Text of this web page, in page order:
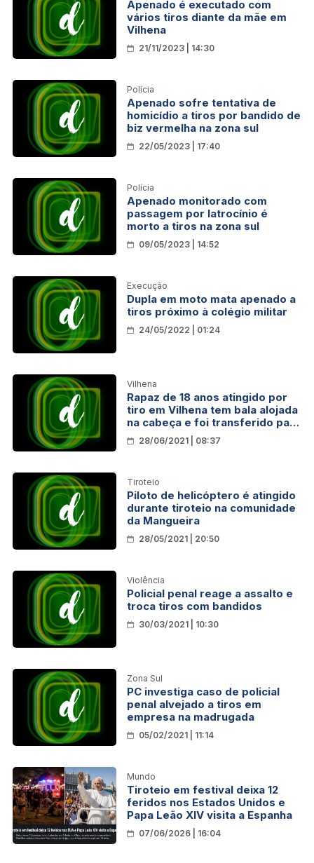
Apenado é executado com
vários tiros diante da mãe em
Vilhena
21/11/2023 | 14:30
Polícia
Apenado sofre tentativa de
homicídio a tiros por bandido de
biz vermelha na zona sul
22/05/2023 | 17:40
Polícia
Apenado monitorado com
passagem por latrocínio é
morto a tiros na zona sul
09/05/2023 | 14:52
Execução
Dupla em moto mata apenado a
tiros próximo à colégio militar
24/05/2022 | 01:24
Vilhena
Rapaz de 18 anos atingido por
tiro em Vilhena tem bala alojada
na cabeça e foi transferido para
Cacoal em estado gravíssimo
28/06/2021 | 08:37
Tiroteio
Piloto de helicóptero é atingido
durante tiroteio na comunidade
da Mangueira
28/05/2021 | 20:50
Violência
Policial penal reage a assalto e
troca tiros com bandidos
30/03/2021 | 10:30
Zona Sul
PC investiga caso de policial
penal alvejado a tiros em
empresa na madrugada
05/02/2021 | 11:14
Mundo
Tiroteio em festival deixa 12
feridos nos Estados Unidos e
Papa Leão XIV visita a Espanha
07/06/2026 | 16:04